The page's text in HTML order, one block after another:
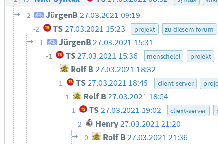
2 JürgenB 27.03.2021 09:19
-2 TS 27.03.2021 15:23 projekt zu diesem forum
1 JürgenB27.03.2021 15:31
-1 TS27.03.2021 15:36 menschelei projekt
1 Rolf B27.03.2021 18:32
1 TS27.03.2021 18:45 client-server
1 Rolf B27.03.2021 18:54
1 TS27.03.2021 19:02 client-server
2 Henry27.03.2021 21:20
0 Rolf B27.03.2021 21:36